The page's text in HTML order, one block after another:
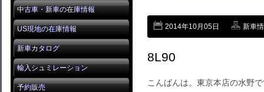
中古車・新車の在庫情報
US現地の在庫情報
新車カタログ
輸入シュミレーション
予約販売
2014年10月05日 新車
8L90
こんばんは。東京本店の水野